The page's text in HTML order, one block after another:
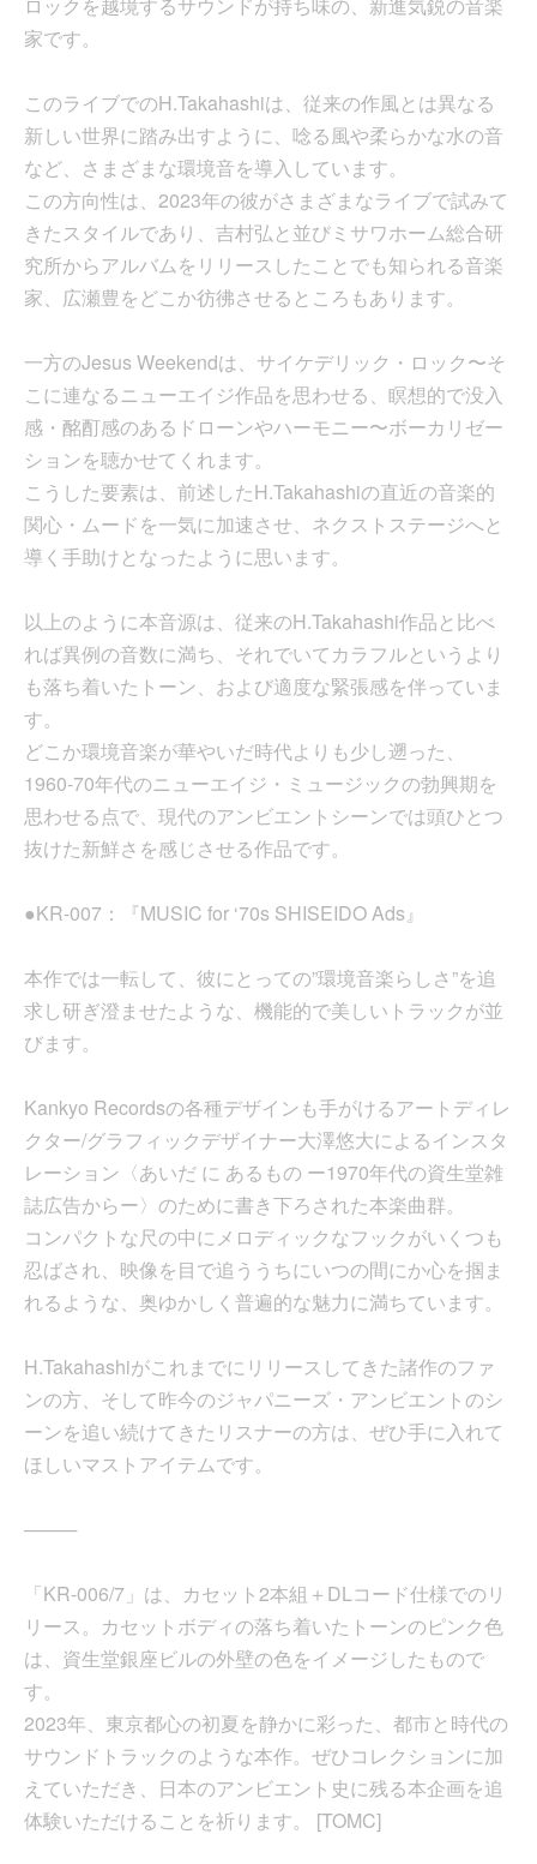
ロックを越境するサウンドが持ち味の、新進気鋭の音楽
家です。
このライブでのH.Takahashiは、従来の作風とは異なる
新しい世界に踏み出すように、唸る風や柔らかな水の音
など、さまざまな環境音を導入しています。
この方向性は、2023年の彼がさまざまなライブで試みて
きたスタイルであり、吉村弘と並びミサワホーム総合研
究所からアルバムをリリースしたことでも知られる音楽
家、広瀬豊をどこか彷彿させるところもあります。
一方のJesus Weekendは、サイケデリック・ロック〜そ
こに連なるニューエイジ作品を思わせる、瞑想的で没入
感・酩酊感のあるドローンやハーモニー〜ボーカリゼー
ションを聴かせてくれます。
こうした要素は、前述したH.Takahashiの直近の音楽的
関心・ムードを一気に加速させ、ネクストステージへと
導く手助けとなったように思います。
以上のように本音源は、従来のH.Takahashi作品と比べ
れば異例の音数に満ち、それでいてカラフルというより
も落ち着いたトーン、および適度な緊張感を伴っていま
す。
どこか環境音楽が華やいだ時代よりも少し遡った、
1960-70年代のニューエイジ・ミュージックの勃興期を
思わせる点で、現代のアンビエントシーンでは頭ひとつ
抜けた新鮮さを感じさせる作品です。
●KR-007：『MUSIC for ‘70s SHISEIDO Ads』
本作では一転して、彼にとっての”環境音楽らしさ”を追
求し研ぎ澄ませたような、機能的で美しいトラックが並
びます。
Kankyo Recordsの各種デザインも手がけるアートディレ
クター/グラフィックデザイナー大澤悠大によるインスタ
レーション〈あいだ に あるもの ー1970年代の資生堂雑
誌広告からー〉のために書き下ろされた本楽曲群。
コンパクトな尺の中にメロディックなフックがいくつも
忍ばされ、映像を目で追ううちにいつの間にか心を掴ま
れるような、奥ゆかしく普遍的な魅力に満ちています。
H.Takahashiがこれまでにリリースしてきた諸作のファ
ンの方、そして昨今のジャパニーズ・アンビエントのシ
ーンを追い続けてきたリスナーの方は、ぜひ手に入れて
ほしいマストアイテムです。
────
「KR-006/7」は、カセット2本組＋DLコード仕様でのリ
リース。カセットボディの落ち着いたトーンのピンク色
は、資生堂銀座ビルの外壁の色をイメージしたもので
す。
2023年、東京都心の初夏を静かに彩った、都市と時代の
サウンドトラックのような本作。ぜひコレクションに加
えていただき、日本のアンビエント史に残る本企画を追
体験いただけることを祈ります。 [TOMC]